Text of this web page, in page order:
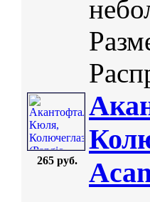
265 руб.